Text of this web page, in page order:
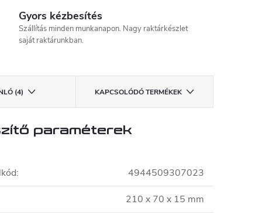
Gyors kézbesítés
Szállítás minden munkanapon. Nagy raktárkészlet
saját raktárunkban.
(4) KAPCSOLÓDÓ TERMÉKEK
paraméterek
: 4944509307023
210 x 70 x 15 mm